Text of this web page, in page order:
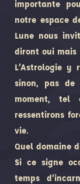
importante
notre espace
Lune nous
diront oui mais
L’Astrologie y
sinon, pas de
moment, tel
ressentirons
vie.
Quel domaine
Si ce signe
temps